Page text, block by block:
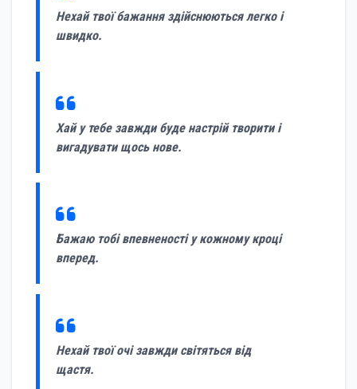
Нехай твої бажання здійснюються легко і
швидко.
Хай у тебе завжди буде настрій творити і
вигадувати щось нове.
Бажаю тобі впевненості у кожному кроці
вперед.
Нехай твої очі завжди світяться від
щастя.